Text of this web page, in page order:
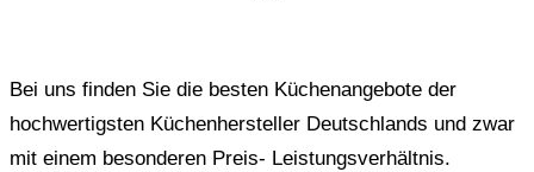
Bei uns finden Sie die besten Küchenangebote der
hochwertigsten Küchenhersteller Deutschlands und zwar
mit einem besonderen Preis- Leistungsverhältnis.